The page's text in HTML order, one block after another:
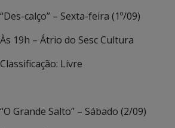
“Des-calço” – Sexta-feira (1º/09)
Às 19h – Átrio do Sesc Cultura
Classificação: Livre
“O Grande Salto” – Sábado (2/09)